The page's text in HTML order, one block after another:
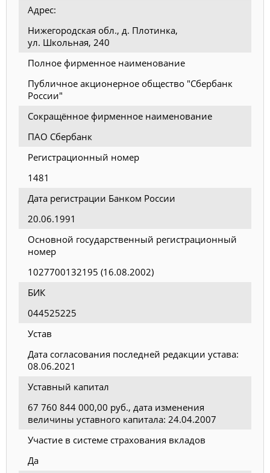
Адрес:
Нижегородская обл., д. Плотинка,
ул. Школьная, 240
Полное фирменное наименование
Публичное акционерное общество "Сбербанк
России"
Сокращённое фирменное наименование
ПАО Сбербанк
Регистрационный номер
1481
Дата регистрации Банком России
20.06.1991
Основной государственный регистрационный
номер
1027700132195 (16.08.2002)
БИК
044525225
Устав
Дата согласования последней редакции устава:
08.06.2021
Уставный капитал
67 760 844 000,00 руб., дата изменения
величины уставного капитала: 24.04.2007
Участие в системе страхования вкладов
Да